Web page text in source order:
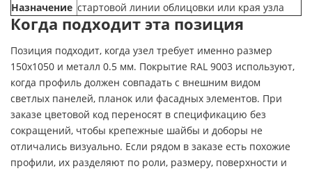
Назначение стартовой линии облицовки или края узла
Когда подходит эта позиция
Позиция подходит, когда узел требует именно размер
150х1050 и металл 0.5 мм. Покрытие RAL 9003 используют,
когда профиль должен совпадать с внешним видом
светлых панелей, планок или фасадных элементов. При
заказе цветовой код переносят в спецификацию без
сокращений, чтобы крепежные шайбы и доборы не
отличались визуально. Если рядом в заказе есть похожие
профили, их разделяют по роли, размеру, поверхности и